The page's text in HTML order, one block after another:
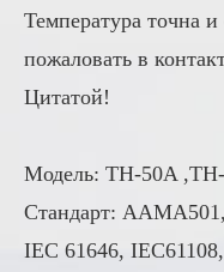
Температура точна
пожаловать в
Цитатой!
Модель: TH-50A
Стандарт:
IEC 61646,